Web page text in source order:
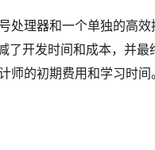
处理器和一个单独的高
了开发时间和成本，并
师的初期费用和学习时间